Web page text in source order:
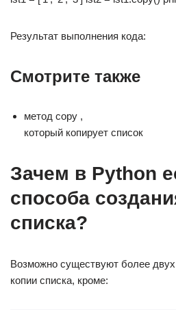
Результат выполнения кода:
Смотрите также
метод copy ,
который копирует список
Зачем в Python
способа
списка?
Возможно существуют более
копии списка, кроме: